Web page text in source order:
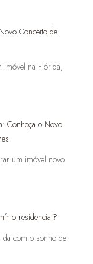
Conceito de
imóvel na Flórida,
Conheça o Novo
um imóvel novo
residencial?
com o sonho de